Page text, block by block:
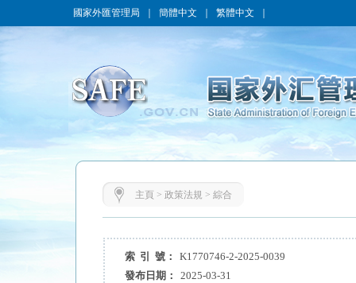
國家外匯管理局 簡體中文 繁體中文
主頁 > 政策法規 > 綜合
索 引 號：
K1770746-2-2025-0039
發布日期：
2025-03-31